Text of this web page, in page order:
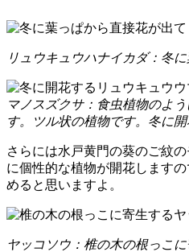
リュウキュウハナイカダ：冬
マノスズクサ：食虫植物のよ
す。ツル状の植物です。冬に開
さらには水戸黄門の葵のご紋
に個性的な植物が開花します
めると思いますよ。
ヤッコソウ：椎の木の根っこ